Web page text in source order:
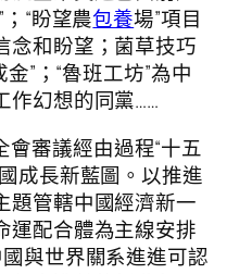
“盼望農包養場”項目
念和盼望；菌草技巧
”；“魯班工坊”為中
作幻想的同黨……
會審議經由過程“十五
成長新藍圖。以推進
題管轄中國經濟新一
運配合體為主線安排
與世界關系進進可認